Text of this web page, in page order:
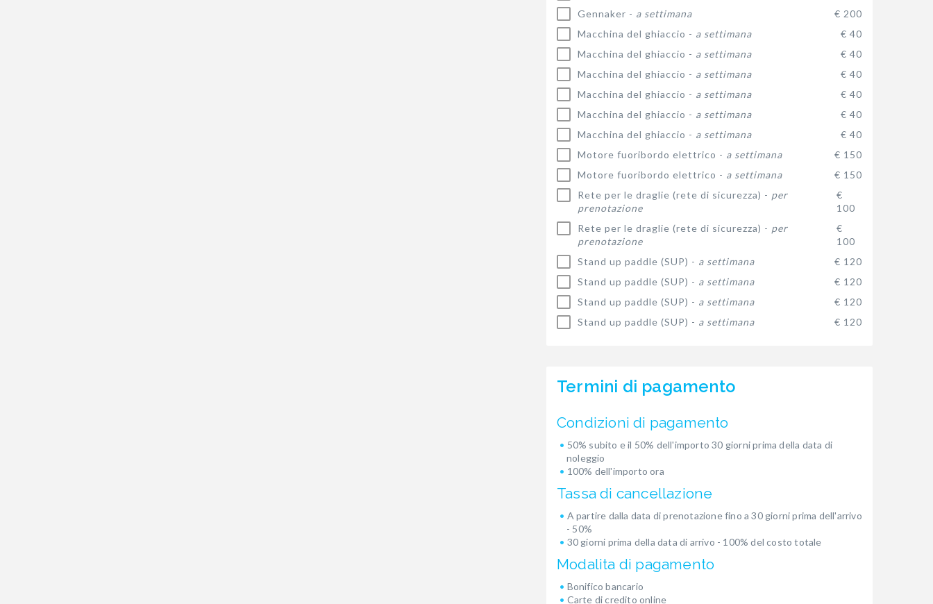
Gennaker - a settimana
€ 200
Macchina del ghiaccio - a settimana
€ 40
Macchina del ghiaccio - a settimana
€ 40
Macchina del ghiaccio - a settimana
€ 40
Macchina del ghiaccio - a settimana
€ 40
Macchina del ghiaccio - a settimana
€ 40
Macchina del ghiaccio - a settimana
€ 40
Motore fuoribordo elettrico - a settimana
€ 150
Motore fuoribordo elettrico - a settimana
€ 150
Rete per le draglie (rete di sicurezza) - per
prenotazione
€
100
Rete per le draglie (rete di sicurezza) - per
prenotazione
€
100
Stand up paddle (SUP) - a settimana
€ 120
Stand up paddle (SUP) - a settimana
€ 120
Stand up paddle (SUP) - a settimana
€ 120
Stand up paddle (SUP) - a settimana € 120
Termini di pagamento
Condizioni di pagamento
50% subito e il 50% dell'importo 30 giorni prima della data di
noleggio
100% dell'importo ora
Tassa di cancellazione
A partire dalla data di prenotazione fino a 30 giorni prima dell'arrivo
- 50%
30 giorni prima della data di arrivo - 100% del costo totale
Modalita di pagamento
Bonifico bancario
Carte di credito online